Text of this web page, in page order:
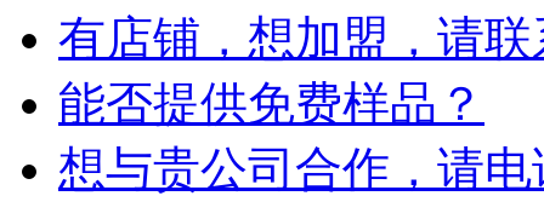
有店铺，想加盟，请
能否提供免费样品？
想与贵公司合作，请